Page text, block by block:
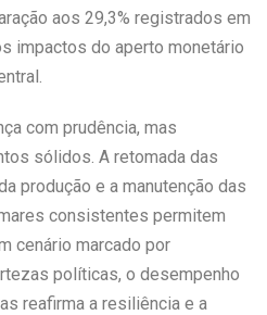
aos 29,3% registrados em
impactos do aperto monetário
com prudência, mas
sólidos. A retomada das
produção e a manutenção das
consistentes permitem
cenário marcado por
políticas, o desempenho
reafirma a resiliência e a